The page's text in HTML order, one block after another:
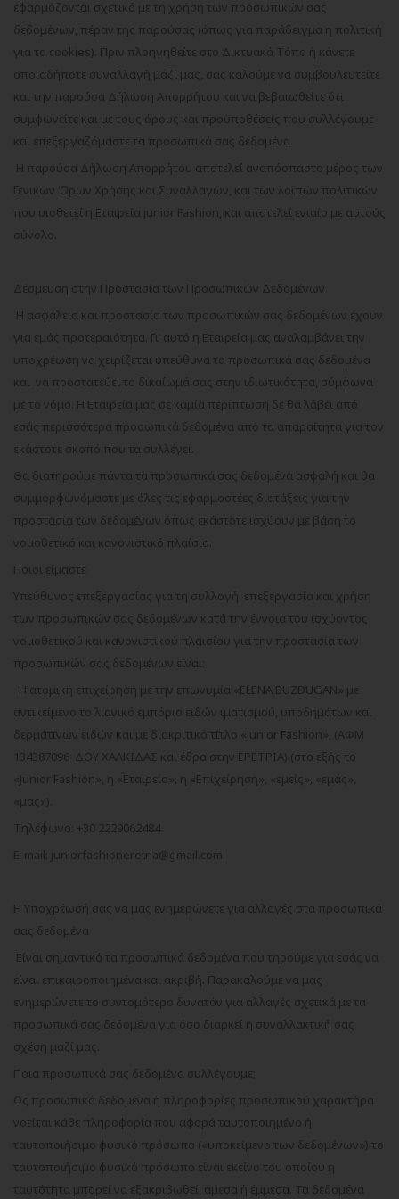
εφαρμόζονται σχετικά με τη χρήση των προσωπικών σας
δεδομένων, πέραν της παρούσας (όπως για παράδειγμα η πολιτική
για τα cookies). Πριν πλοηγηθείτε στο Δικτυακό Tόπο ή κάνετε
οποιαδήποτε συναλλαγή μαζί μας, σας καλούμε να συμβουλευτείτε
και την παρούσα Δήλωση Απορρήτου και να βεβαιωθείτε ότι
συμφωνείτε και με τους όρους και προϋποθέσεις που συλλέγουμε
και επεξεργαζόμαστε τα προσωπικά σας δεδομένα.
H παρούσα Δήλωση Απορρήτου αποτελεί αναπόσπαστο μέρος των
Γενικών Όρων Χρήσης και Συναλλαγών, και των λοιπών πολιτικών
που υιοθετεί η Εταιρεία junior Fashion , και αποτελεί ενιαίο με αυτούς
σύνολο.
Δέσμευση στην Προστασία των Προσωπικών Δεδομένων
Η ασφάλεια και προστασία των προσωπικών σας δεδομένων έχουν
για εμάς προτεραιότητα. Γι’ αυτό η Εταιρεία μας αναλαμβάνει την
υποχρέωση να χειρίζεται υπεύθυνα τα προσωπικά σας δεδομένα
και να προστατεύει το δικαίωμά σας στην ιδιωτικότητα, σύμφωνα
με το νόμο. Η Εταιρεία μας σε καμία περίπτωση δε θα λάβει από
εσάς περισσότερα προσωπικά δεδομένα από τα απαραίτητα για τον
εκάστοτε σκοπό που τα συλλέγει.
Θα διατηρούμε πάντα τα προσωπικά σας δεδομένα ασφαλή και θα
συμμορφωνόμαστε με όλες τις εφαρμοστέες διατάξεις για την
προστασία των δεδομένων όπως εκάστοτε ισχύουν με βάση το
νομοθετικό και κανονιστικό πλαίσιο.
Ποιοι είμαστε
Υπεύθυνος επεξεργασίας για τη συλλογή, επεξεργασία και χρήση
των προσωπικών σας δεδομένων κατά την έννοια του ισχύοντος
νομοθετικού και κανονιστικού πλαισίου για την προστασία των
προσωπικών σας δεδομένων είναι:
Η ατομική επιχείρηση με την επωνυμία «ELENA BUZDUGAN» με
αντικείμενο το λιανικό εμπόριο ειδών ιματισμού, υποδημάτων και
δερμάτινων ειδών και με διακριτικό τίτλο « Junior Fashion », (ΑΦΜ
134387096 ΔΟΥ ΧΑΛΚΙΔΑΣ και έδρα στην ΕΡΕΤΡΙΑ) (στο εξής το
Junior Fashion », η «Εταιρεία», η «Επιχείρηση», «εμείς», «εμάς»,
«μας»).
Τηλέφωνο: +30 2229062484
Ε-mail: juniorfashioneretria@gmail com
Η Υποχρέωσή σας να μας ενημερώνετε για αλλαγές στα προσωπικά
σας δεδομένα
Είναι σημαντικό τα προσωπικά δεδομένα που τηρούμε για εσάς να
είναι επικαιροποιημένα και ακριβή. Παρακαλούμε να μας
ενημερώνετε το συντομότερο δυνατόν για αλλαγές σχετικά με τα
προσωπικά σας δεδομένα για όσο διαρκεί η συναλλακτική σας
σχέση μαζί μας.
Ποια προσωπικά σας δεδομένα συλλέγουμε;
Ως προσωπικά δεδομένα ή πληροφορίες προσωπικού χαρακτήρα
νοείται κάθε πληροφορία που αφορά ταυτοποιημένο ή
ταυτοποιήσιμο φυσικό πρόσωπο («υποκείμενο των δεδομένων») το
ταυτοποιήσιμο φυσικό πρόσωπο είναι εκείνο του οποίου η
ταυτότητα μπορεί να εξακριβωθεί, άμεσα ή έμμεσα. Τα δεδομένα